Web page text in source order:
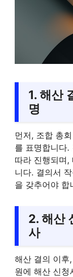
1. 해산
명
먼저, 조합 총
를 표명합니다.
따라 진행되며,
니다. 결의서
을 갖추어야 합
2. 해산
사
해산 결의 이후
원에 해산 신청